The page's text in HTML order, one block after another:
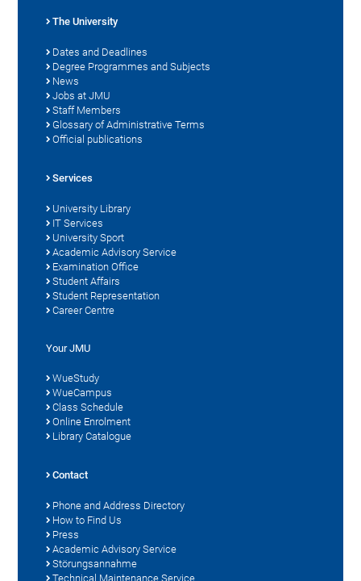
The University
Dates and Deadlines
Degree Programmes and Subjects
News
Jobs at JMU
Staff Members
Glossary of Administrative Terms
Official publications
Services
University Library
IT Services
University Sport
Academic Advisory Service
Examination Office
Student Affairs
Student Representation
Career Centre
Your JMU
WueStudy
WueCampus
Class Schedule
Online Enrolment
Library Catalogue
Contact
Phone and Address Directory
How to Find Us
Press
Academic Advisory Service
Störungsannahme
Technical Maintenance Service